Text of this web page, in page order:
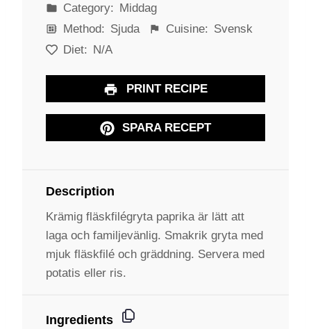
Category: Middag
Method: Sjuda Cuisine: Svensk
Diet: N/A
PRINT RECIPE
SPARA RECEPT
Description
Krämig fläskfilégryta paprika är lätt att
laga och familjevänlig. Smakrik gryta med
mjuk fläskfilé och gräddning. Servera med
potatis eller ris.
Ingredients